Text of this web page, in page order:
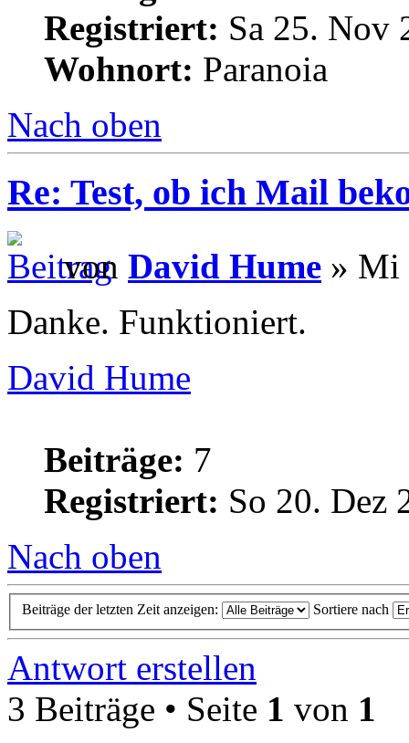
Registriert: Sa 25. Nov
Wohnort: Paranoia
Nach oben
Re: Test, ob ich Mail
von David Hume » Mi
Danke. Funktioniert.
David Hume
Beiträge: 7
Registriert: So 20. Dez
Nach oben
Beiträge der letzten Zeit anzeigen: Sortiere nach
Antwort erstellen
3 Beiträge • Seite 1 von 1